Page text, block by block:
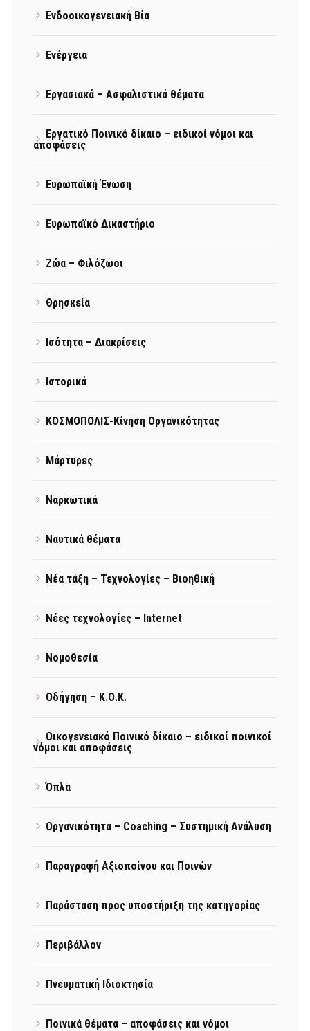
Ενδοοικογενειακή Βία
Ενέργεια
Εργασιακά – Ασφαλιστικά θέματα
Εργατικό Ποινικό δίκαιο – ειδικοί νόμοι και
αποφάσεις
Ευρωπαϊκή Ένωση
Ευρωπαϊκό Δικαστήριο
Ζώα – Φιλόζωοι
Θρησκεία
Ισότητα – Διακρίσεις
Ιστορικά
ΚΟΣΜΟΠΟΛΙΣ-Κίνηση Οργανικότητας
Μάρτυρες
Ναρκωτικά
Ναυτικά θέματα
Νέα τάξη – Τεχνολογίες – Βιοηθική
Νέες τεχνολογίες – Internet
Νομοθεσία
Οδήγηση – Κ.Ο.Κ.
Οικογενειακό Ποινικό δίκαιο – ειδικοί ποινικοί
νόμοι και αποφάσεις
Όπλα
Οργανικότητα – Coaching – Συστημική Ανάλυση
Παραγραφή Αξιοποίνου και Ποινών
Παράσταση προς υποστήριξη της κατηγορίας
Περιβάλλον
Πνευματική Ιδιοκτησία
Ποινικά θέματα – αποφάσεις και νόμοι